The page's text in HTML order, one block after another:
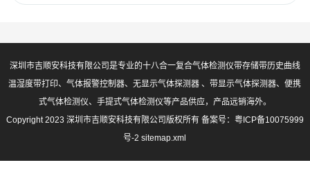
深圳市吉顺安科技有限公司是专业的十八合一复合气体检测仪带存储带历史曲线
温湿度带打印、气体报警控制器、无显示气体探测器 、带显示气体探测器、便携
式气体检测仪、手提式气体检测仪等产品供应，产品远销海外。
Copyright 2023 深圳市吉顺安科技有限公司版权所有 备案号： 粤ICP备10075999
号-2 sitemap.xml